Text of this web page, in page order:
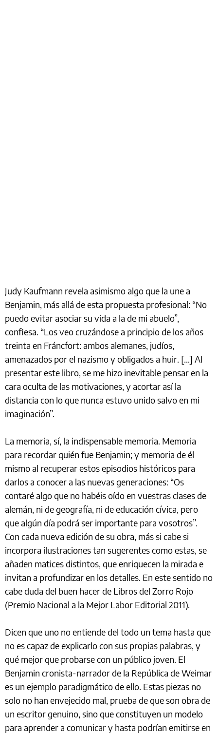
Judy Kaufmann revela asimismo algo que la une a
Benjamin, más allá de esta propuesta profesional: “No
puedo evitar asociar su vida a la de mi abuelo”,
confiesa. “Los veo cruzándose a principio de los años
treinta en Fráncfort: ambos alemanes, judíos,
amenazados por el nazismo y obligados a huir. […] Al
presentar este libro, se me hizo inevitable pensar en la
cara oculta de las motivaciones, y acortar así la
distancia con lo que nunca estuvo unido salvo en mi
imaginación”.
La memoria, sí, la indispensable memoria. Memoria
para recordar quién fue Benjamin; y memoria de él
mismo al recuperar estos episodios históricos para
darlos a conocer a las nuevas generaciones: “Os
contaré algo que no habéis oído en vuestras clases de
alemán, ni de geografía, ni de educación cívica, pero
que algún día podrá ser importante para vosotros”.
Con cada nueva edición de su obra, más si cabe si
incorpora ilustraciones tan sugerentes como estas, se
añaden matices distintos, que enriquecen la mirada e
invitan a profundizar en los detalles. En este sentido no
cabe duda del buen hacer de Libros del Zorro Rojo
(Premio Nacional a la Mejor Labor Editorial 2011).
Dicen que uno no entiende del todo un tema hasta que
no es capaz de explicarlo con sus propias palabras, y
qué mejor que probarse con un público joven. El
Benjamin cronista-narrador de la República de Weimar
es un ejemplo paradigmático de ello. Estas piezas no
solo no han envejecido mal, prueba de que son obra de
un escritor genuino, sino que constituyen un modelo
para aprender a comunicar y hasta podrían emitirse en